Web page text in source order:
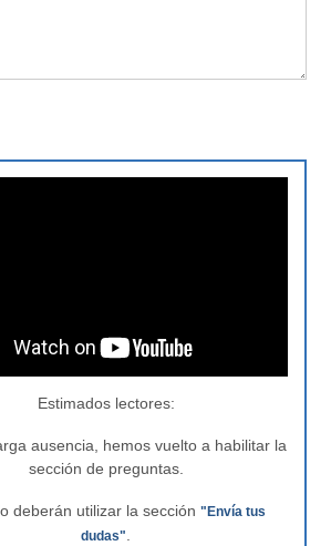
Estimados lectores:
ausencia, hemos vuelto a habilitar la
sección de preguntas.
deberán utilizar la sección "Envía tus
dudas"